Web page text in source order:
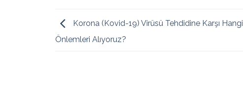
Korona (Kovid-19) Virüsü Tehdidine Karşı Hangi
Önlemleri Alıyoruz?